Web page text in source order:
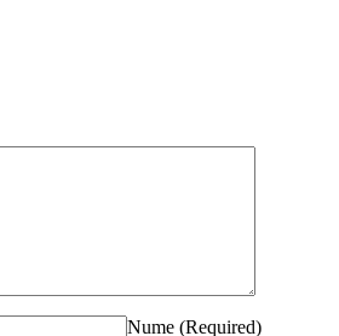
Nume (Required)